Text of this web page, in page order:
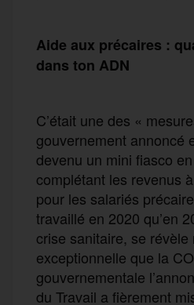
Aide aux précaires :
dans ton ADN
C’était une des «
gouvernement annoncé
devenu un mini fiasco en
complétant les revenus
pour les salariés
travaillé en 2020 qu’en
crise sanitaire, se révèle
exceptionnelle que la
gouvernementale
du Travail a fièrement